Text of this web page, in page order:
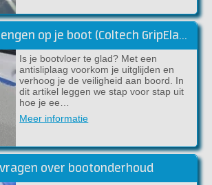
Antislip aanbrengen op je boot (Coltech GripElast)
Is je bootvloer te glad? Met een
antisliplaag voorkom je uitglijden en
verhoog je de veiligheid aan boord. In
dit artikel leggen we stap voor stap uit
hoe je ee…
Meer informatie
over bootonderhoud